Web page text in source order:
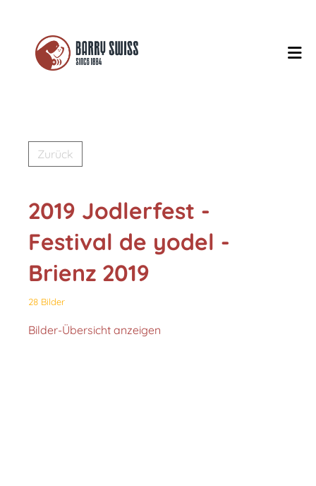
Zurück
2019 Jodlerfest -
Festival de yodel -
Brienz 2019
28 Bilder
Bilder-Übersicht anzeigen